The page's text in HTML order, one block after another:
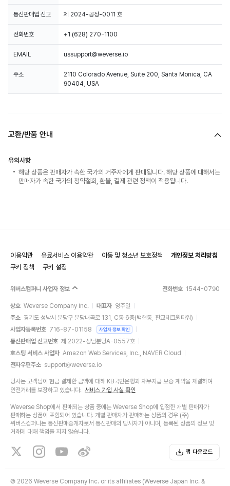
통신판매업 신고 제 2024-공정-0011 호
전화번호 +1 (628) 270-1100
EMAIL ussupport@weverse.io
주소
2110 Colorado Avenue, Suite 200, Santa Monica, CA
90404, USA
교환/반품 안내
유의사항
해당 상품은 판매자가 속한 국가의 거주자에게 판매됩니다. 해당 상품에 대해서는
판매자가 속한 국가의 청약철회, 환불, 결제 관련 정책이 적용됩니다.
이용약관 유료서비스 이용약관 아동 및 청소년 보호정책
개인정보 처리방침
쿠키 정책
쿠키 설정
위버스컴퍼니 사업자 정보 전화번호 1544-0790
상호 Weverse Company Inc. 대표자 양주일
주소 경기도 성남시 분당구 분당내곡로 131, C동 6층(백현동, 판교테크원타워)
사업자등록번호 716-87-01158 사업자 정보 확인
통신판매업 신고번호 제 2022-성남분당A-0557호
호스팅 서비스 사업자 Amazon Web Services, Inc., NAVER Cloud
전자우편주소 support@weverse.io
당사는 고객님이 현금 결제한 금액에 대해 KB국민은행과 채무지급 보증 계약을 체결하여
안전거래를 보장하고 있습니다. 서비스 가입 사실 확인
Weverse Shop에서 판매되는 상품 중에는 Weverse Shop에 입점한 개별 판매자가
판매하는 상품이 포함되어 있습니다. 개별 판매자가 판매하는 상품의 경우 (주)
위버스컴퍼니는 통신판매중개자로서 통신판매의 당사자가 아니며, 등록된 상품의 정보 및
거래에 대해 책임을 지지 않습니다.
앱 다운로드
© 2026 Weverse Company Inc. or its affiliates (Weverse Japan Inc. &